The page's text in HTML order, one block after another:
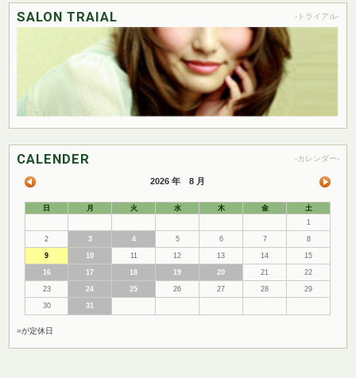
SALON TRAIAL -トライアル-
CALENDER -カレンダー-
2026 年 8 月
日 月 火 水 木 金
土
1
2 3 4 5 6 7 8
9 10 11 12 13 14 15
16 17 18 19 20 21 22
23 24 25 26 27 28 29
30 31
■が定休日